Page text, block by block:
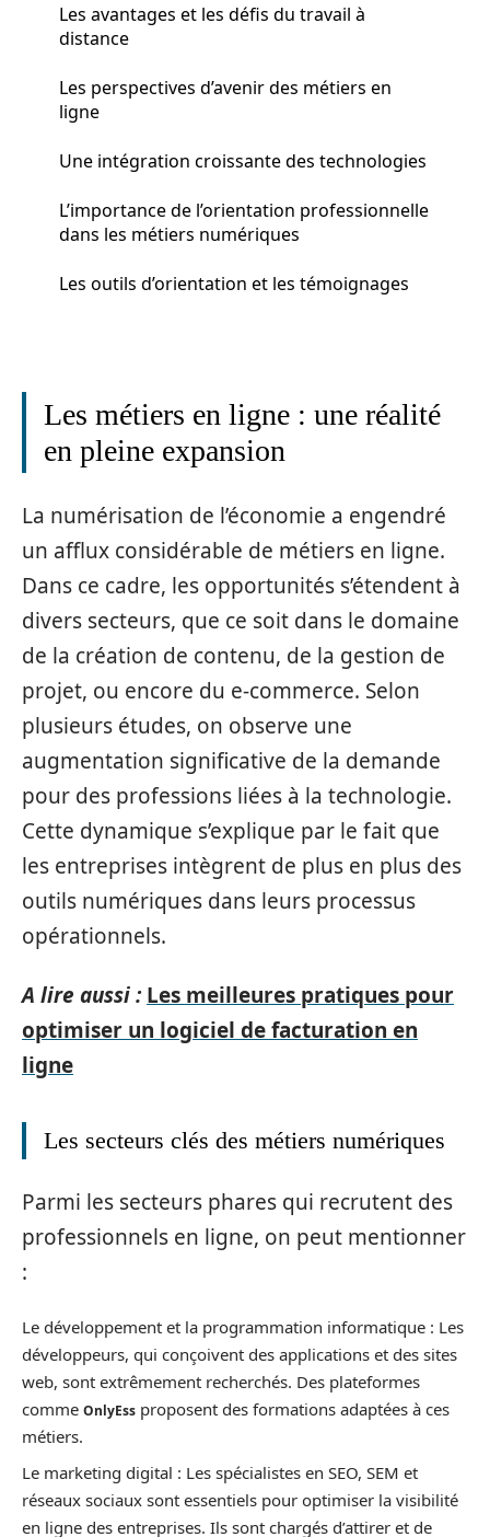
Les avantages et les défis du travail à
distance
Les perspectives d’avenir des métiers en
ligne
Une intégration croissante des technologies
L’importance de l’orientation professionnelle
dans les métiers numériques
Les outils d’orientation et les témoignages
Les métiers en ligne : une réalité
en pleine expansion
La numérisation de l’économie a engendré
un afflux considérable de métiers en ligne.
Dans ce cadre, les opportunités s’étendent à
divers secteurs, que ce soit dans le domaine
de la création de contenu, de la gestion de
projet, ou encore du e-commerce. Selon
plusieurs études, on observe une
augmentation significative de la demande
pour des professions liées à la technologie.
Cette dynamique s’explique par le fait que
les entreprises intègrent de plus en plus des
outils numériques dans leurs processus
opérationnels.
A lire aussi : Les meilleures pratiques pour
optimiser un logiciel de facturation en
ligne
Les secteurs clés des métiers numériques
Parmi les secteurs phares qui recrutent des
professionnels en ligne, on peut mentionner
:
Le développement et la programmation informatique : Les
développeurs, qui conçoivent des applications et des sites
web, sont extrêmement recherchés. Des plateformes
comme OnlyEss proposent des formations adaptées à ces
métiers.
Le marketing digital : Les spécialistes en SEO, SEM et
réseaux sociaux sont essentiels pour optimiser la visibilité
en ligne des entreprises. Ils sont chargés d’attirer et de